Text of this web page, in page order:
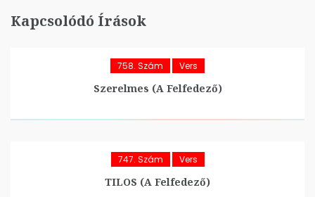
Kapcsolódó Írások
758. Szám Vers
Szerelmes (A Felfedező)
747. Szám Vers
TILOS (A Felfedező)